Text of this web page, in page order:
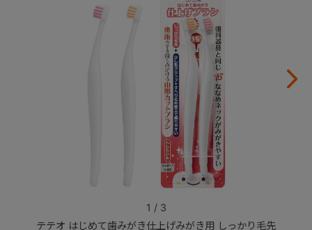
テテオ はじめて歯みがき仕上げみがき用 しっかり毛先
1 / 3